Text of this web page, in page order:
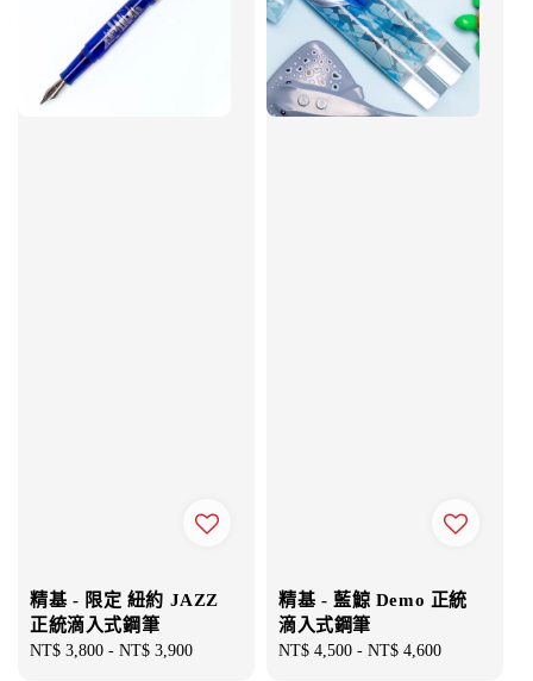
精基 - 限定 紐約 JAZZ
正統滴入式鋼筆
Regular
NT$ 3,800 - NT$ 3,900
精基 - 藍鯨 Demo 正統
滴入式鋼筆
Regular
NT$ 4,500 - NT$ 4,600